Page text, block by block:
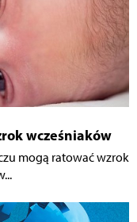
wcześniaków
mogą ratować wzrok